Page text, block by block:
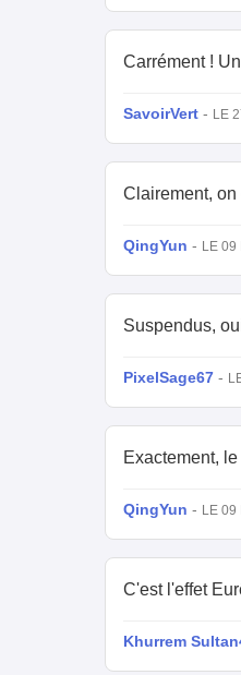
Carrément !
SavoirVert - LE
Clairement,
QingYun - LE 09
Suspendus,
PixelSage67 -
Exactement,
QingYun - LE 09
C'est l'effet
Khurrem